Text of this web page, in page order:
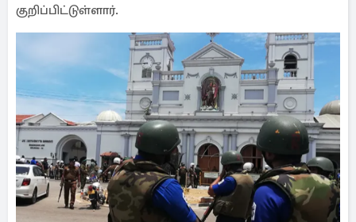
குறிப்பிட்டுள்ளார்.